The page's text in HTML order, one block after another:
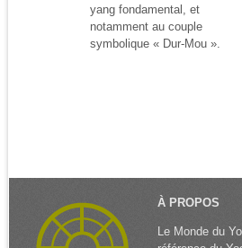
yang fondamental, et
notamment au couple
symbolique « Dur-Mou ».
À PROPOS
Le Monde du